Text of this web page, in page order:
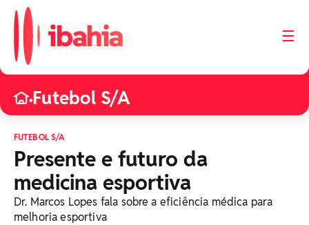
☰
•Futebol S/A
FUTEBOL S/A
Presente e futuro da
medicina esportiva
Dr. Marcos Lopes fala sobre a eficiência médica para
melhoria esportiva